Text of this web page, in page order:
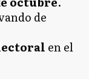
de
en el